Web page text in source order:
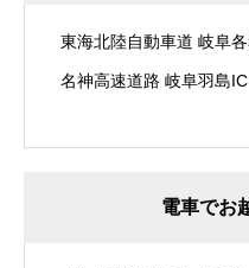
東海北陸自動車道 岐阜
名神高速道路 岐阜羽島
電車でお